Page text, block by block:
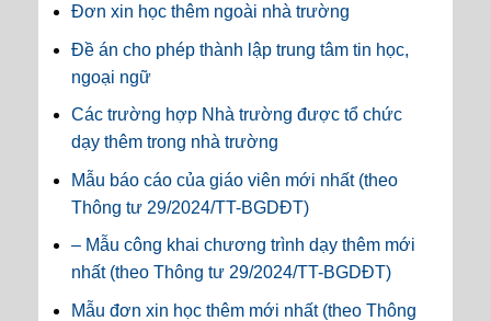
Đơn xin học thêm ngoài nhà trường
Đề án cho phép thành lập trung tâm tin học,
ngoại ngữ
Các trường hợp Nhà trường được tổ chức
dạy thêm trong nhà trường
Mẫu báo cáo của giáo viên mới nhất (theo
Thông tư 29/2024/TT-BGDĐT)
– Mẫu công khai chương trình dạy thêm mới
nhất (theo Thông tư 29/2024/TT-BGDĐT)
Mẫu đơn xin học thêm mới nhất (theo Thông